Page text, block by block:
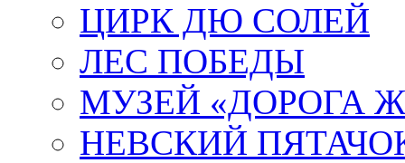
ЦИРК ДЮ СОЛЕЙ
ЛЕС ПОБЕДЫ
МУЗЕЙ «ДОРОГА
НЕВСКИЙ